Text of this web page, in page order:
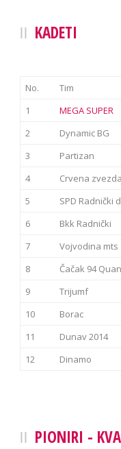
KADETI
No. Tim
1
MEGA SUPER
2
Dynamic BG
3
Partizan
4
Crvena zvezda
5
SPD Radnički
6
Bkk Radnički
7
Vojvodina mts
8
Čačak 94
9
Trijumf
10
Borac
11
Dunav 2014
12
Dinamo
PIONIRI -